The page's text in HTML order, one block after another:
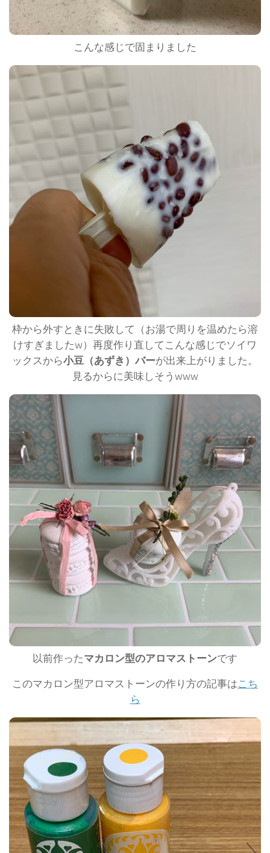
こんな感じで固まりました
枠から外すときに失敗して（お湯で周りを温めたら溶
けすぎましたw）再度作り直してこんな感じでソイワ
ックスから小豆（あずき）バーが出来上がりました。
見るからに美味しそうwww
以前作ったマカロン型のアロマストーンです
このマカロン型アロマストーンの作り方の記事はこち
ら